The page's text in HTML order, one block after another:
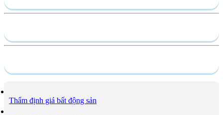
Thẩm định giá bất động sản